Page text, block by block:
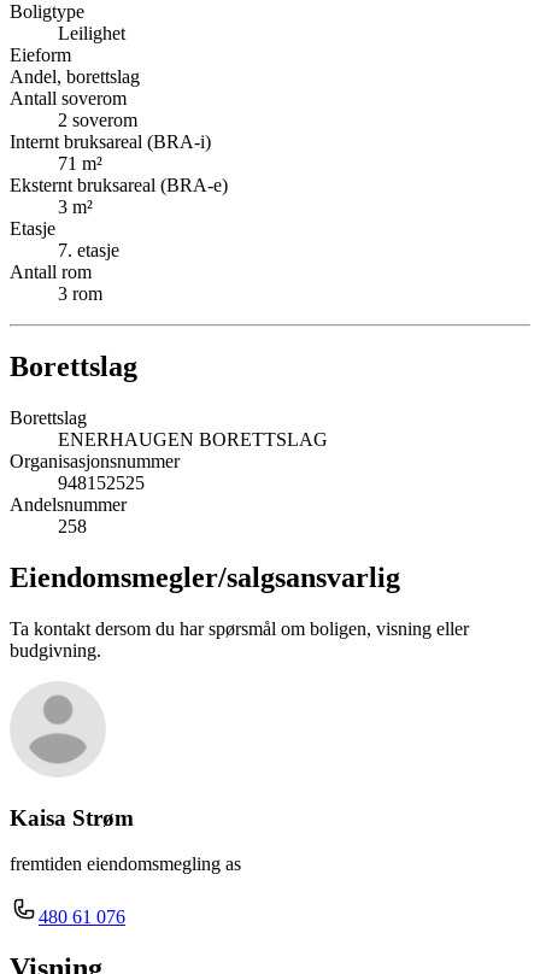
Boligtype
Leilighet
Eieform
Andel, borettslag
Antall soverom
2 soverom
Internt bruksareal (BRA-i)
71 m²
Eksternt bruksareal (BRA-e)
3 m²
Etasje
7. etasje
Antall rom
3 rom
Borettslag
Borettslag
ENERHAUGEN BORETTSLAG
Organisasjonsnummer
948152525
Andelsnummer
258
Eiendomsmegler/salgsansvarlig
Ta kontakt dersom du har spørsmål om boligen, visning eller
budgivning.
Kaisa Strøm
fremtiden eiendomsmegling as
480 61 076